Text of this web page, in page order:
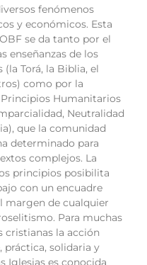
fenómenos
y económicos. Esta
se da tanto por el
enseñanzas de los
(la Torá, la Biblia, el
como por la
Humanitarios
Neutralidad
que la comunidad
determinado para
complejos. La
principios posibilita
con un encuadre
margen de cualquier
Para muchas
cristianas la acción
práctica, solidaria y